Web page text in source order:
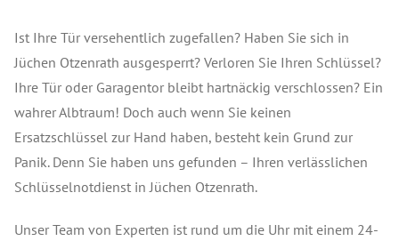
Ist Ihre Tür versehentlich zugefallen? Haben Sie sich in
Jüchen Otzenrath ausgesperrt? Verloren Sie Ihren Schlüssel?
Ihre Tür oder Garagentor bleibt hartnäckig verschlossen? Ein
wahrer Albtraum! Doch auch wenn Sie keinen
Ersatzschlüssel zur Hand haben, besteht kein Grund zur
Panik. Denn Sie haben uns gefunden – Ihren verlässlichen
Schlüsselnotdienst in Jüchen Otzenrath.
Unser Team von Experten ist rund um die Uhr mit einem 24-